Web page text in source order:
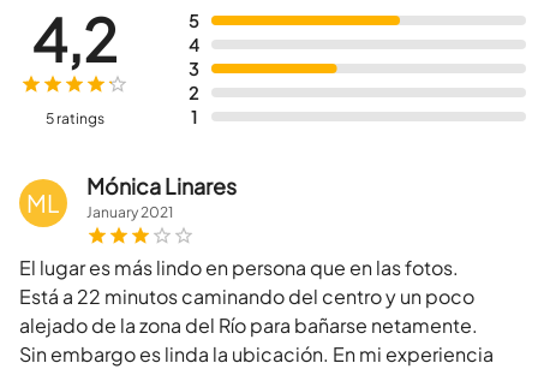
5
4
3
2
1
4,2
5 ratings
ML
Mónica Linares
January2021
El lugar es más lindo en persona que en las fotos.
Está a 22 minutos caminando del centro y un poco
alejado de la zona del Río para bañarse netamente.
Sin embargo es linda la ubicación. En mi experiencia